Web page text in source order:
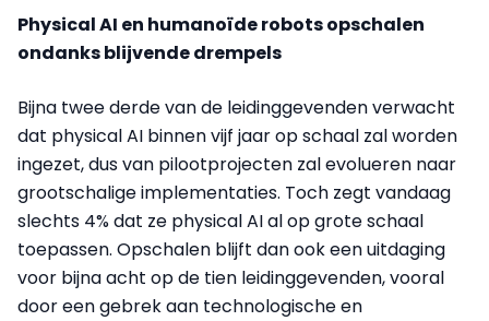
Physical AI en humanoïde robots opschalen
ondanks blijvende drempels
Bijna twee derde van de leidinggevenden verwacht
dat physical AI binnen vijf jaar op schaal zal worden
ingezet, dus van pilootprojecten zal evolueren naar
grootschalige implementaties. Toch zegt vandaag
slechts 4% dat ze physical AI al op grote schaal
toepassen. Opschalen blijft dan ook een uitdaging
voor bijna acht op de tien leidinggevenden, vooral
door een gebrek aan technologische en